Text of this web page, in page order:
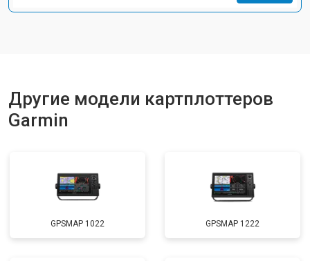
Другие модели картплоттеров
Garmin
GPSMAP 1022 GPSMAP 1222